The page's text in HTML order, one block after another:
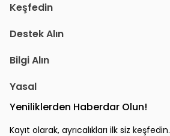
Keşfedin
Destek Alın
Bilgi Alın
Yasal
Yeniliklerden Haberdar Olun!
Kayıt olarak, ayrıcalıkları ilk siz keşfedin.